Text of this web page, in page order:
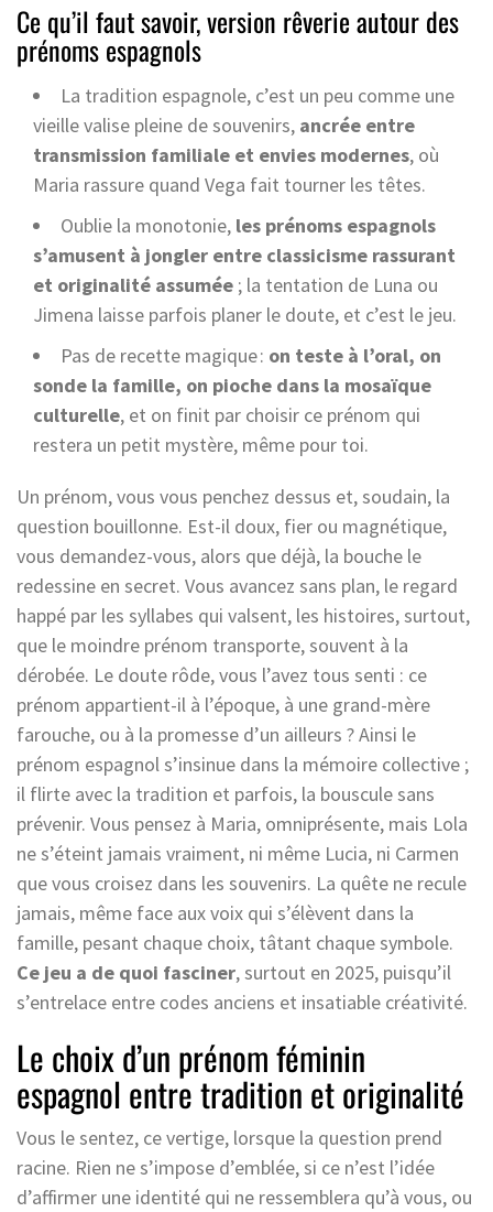
Ce qu’il faut savoir, version rêverie autour des
prénoms espagnols
La tradition espagnole, c’est un peu comme une
vieille valise pleine de souvenirs, ancrée entre
transmission familiale et envies modernes, où
Maria rassure quand Vega fait tourner les têtes.
Oublie la monotonie, les prénoms espagnols
s’amusent à jongler entre classicisme rassurant
et originalité assumée ; la tentation de Luna ou
Jimena laisse parfois planer le doute, et c’est le jeu.
Pas de recette magique : on teste à l’oral, on
sonde la famille, on pioche dans la mosaïque
culturelle, et on finit par choisir ce prénom qui
restera un petit mystère, même pour toi.
Un prénom, vous vous penchez dessus et, soudain, la
question bouillonne. Est-il doux, fier ou magnétique,
vous demandez-vous, alors que déjà, la bouche le
redessine en secret. Vous avancez sans plan, le regard
happé par les syllabes qui valsent, les histoires, surtout,
que le moindre prénom transporte, souvent à la
dérobée. Le doute rôde, vous l’avez tous senti : ce
prénom appartient-il à l’époque, à une grand-mère
farouche, ou à la promesse d’un ailleurs ? Ainsi le
prénom espagnol s’insinue dans la mémoire collective ;
il flirte avec la tradition et parfois, la bouscule sans
prévenir. Vous pensez à Maria, omniprésente, mais Lola
ne s’éteint jamais vraiment, ni même Lucia, ni Carmen
que vous croisez dans les souvenirs. La quête ne recule
jamais, même face aux voix qui s’élèvent dans la
famille, pesant chaque choix, tâtant chaque symbole.
Ce jeu a de quoi fasciner, surtout en 2025, puisqu’il
s’entrelace entre codes anciens et insatiable créativité.
Le choix d’un prénom féminin
espagnol entre tradition et originalité
Vous le sentez, ce vertige, lorsque la question prend
racine. Rien ne s’impose d’emblée, si ce n’est l’idée
d’affirmer une identité qui ne ressemblera qu’à vous, ou